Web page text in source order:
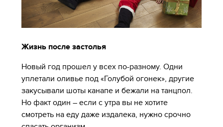
Жизнь после застолья
Новый год прошел у всех по-разному. Одни
уплетали оливье под «Голубой огонек», другие
закусывали шоты канапе и бежали на танцпол.
Но факт один – если с утра вы не хотите
смотреть на еду даже издалека, нужно срочно